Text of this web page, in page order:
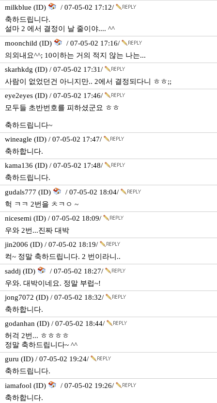
milkblue (ID)
/ 07-05-02 17:12/
축하드립니다.
설마 2 에서 결정이 날 줄이야.... ^^
moonchild (ID)
/ 07-05-02 17:16/
의외내요^^; 10이하는 거의 적지 않는 나는...
skarhkdg (ID) / 07-05-02 17:31/
사람이 없었던건 아니지만.. 2에서 결정되다니 ㅎㅎ;;
eye2eyes (ID) / 07-05-02 17:46/
모두들 초반번호를 피하셨군요 ㅎㅎ
축하드립니다~
wineagle (ID) / 07-05-02 17:47/
축하합니다.
kama136 (ID) / 07-05-02 17:48/
축하드립니다.
gudals777 (ID)
/ 07-05-02 18:04/
헉 ㅋㅋ 2번을 ㅊㅋㅇ ~
nicesemi (ID) / 07-05-02 18:09/
우와 2번...진짜 대박
jin2006 (ID) / 07-05-02 18:19/
컥~ 정말 축하드립니다. 2 번이라니..
saddj (ID)
/ 07-05-02 18:27/
우와. 대박이네요. 정말 부럽~!
jong7072 (ID) / 07-05-02 18:32/
축하합니다.
godanhan (ID) / 07-05-02 18:44/
허걱 2번... ㅎㅎㅎㅎ
정말 축하드립니다~ ^^
guru (ID) / 07-05-02 19:24/
축하드립니다.
iamafool (ID)
/ 07-05-02 19:26/
축하합니다.